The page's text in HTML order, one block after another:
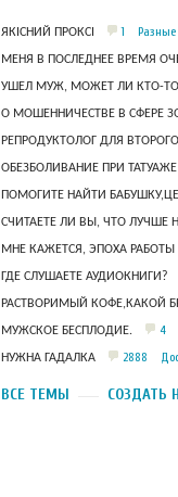
ЯКІСНИЙ ПРОКСІ 1
МЕНЯ В ПОСЛЕДНЕЕ ВРЕМЯ
УШЕЛ МУЖ, МОЖЕТ ЛИ КТО-ТО
О МОШЕННИЧЕСТВЕ В СФЕРЕ
РЕПРОДУКТОЛОГ ДЛЯ
ОБЕЗБОЛИВАНИЕ ПРИ
ПОМОГИТЕ НАЙТИ
СЧИТАЕТЕ ЛИ ВЫ, ЧТО ЛУЧШЕ
МНЕ КАЖЕТСЯ, ЭПОХА
ГДЕ СЛУШАЕТЕ АУДИОКНИГИ?
РАСТВОРИМЫЙ КОФЕ,КАКОЙ
МУЖСКОЕ БЕСПЛОДИЕ. 4
НУЖНА ГАДАЛКА 2888
ВСЕ ТЕМЫ СОЗДАТЬ